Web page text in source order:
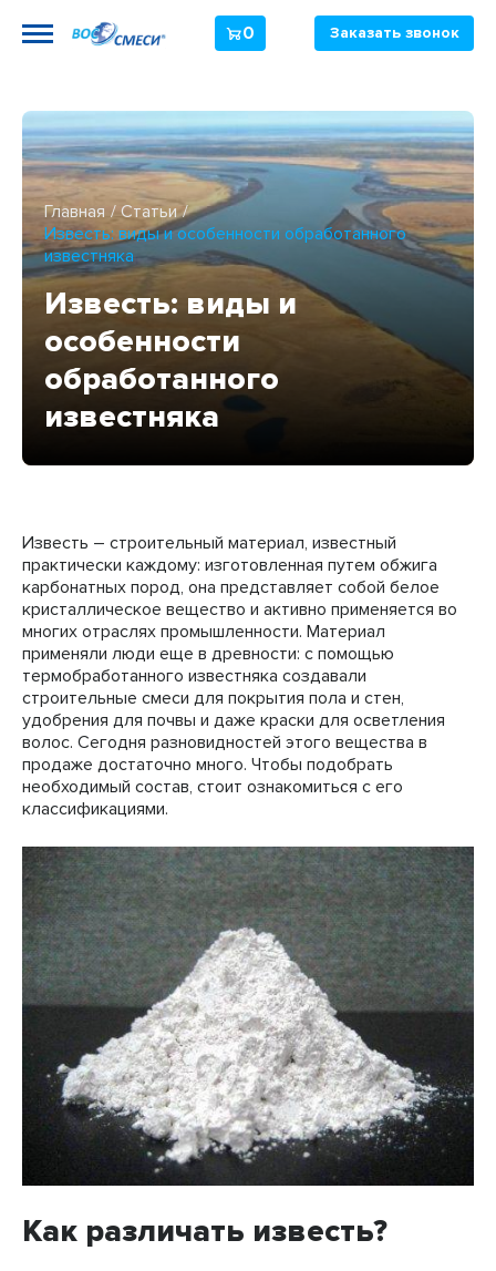
0 Заказать звонок
Главная
Статьи
Известь: виды и особенности обработанного
известняка
Известь: виды и
особенности
обработанного
известняка
Известь – строительный материал, известный
практически каждому: изготовленная путем обжига
карбонатных пород, она представляет собой белое
кристаллическое вещество и активно применяется во
многих отраслях промышленности. Материал
применяли люди еще в древности: с помощью
термобработанного известняка создавали
строительные смеси для покрытия пола и стен,
удобрения для почвы и даже краски для осветления
волос. Сегодня разновидностей этого вещества в
продаже достаточно много. Чтобы подобрать
необходимый состав, стоит ознакомиться с его
классификациями.
Как различать известь?